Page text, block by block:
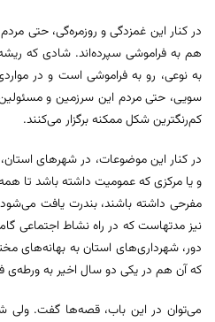
در کنار این غمزدگی و روزمره‌گی، حتی
هم به فراموشی سپرده‌اند. شادی که
به نوعی، رو به فراموشی است و در
سویی، حتی مردم این سرزمین و
کم‌رنگترین شکل ممکنه برگزار می‌کنند.
در کنار این موضوعات، در شهرهای
و یا مرکزی که عمومیت داشته باشد تا
مفرحی داشته باشند، بندرت یافت
نیز مدتهاست که در راه نشاط اجتماعی
دور، شهرداری‌های استان به بهانه‌های
که آن هم در یکی دو سال اخیر به
می‌توان در این باب، قصه‌ها گفت. ولی